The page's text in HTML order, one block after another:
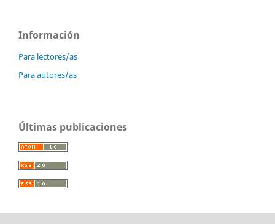
Información
Para lectores/as
Para autores/as
Últimas publicaciones